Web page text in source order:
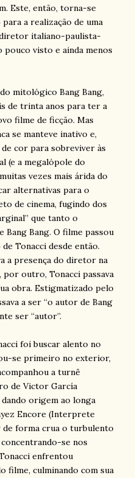
Este, então, torna-se
a realização de uma
italiano-paulista-
visto e ainda menos
mitológico Bang Bang,
de trinta anos para ter a
filme de ficção. Mas
se manteve inativo e,
de cor para sobreviver às
(e a megalópole do
vezes mais árida do
alternativas para o
de cinema, fugindo dos
que tanto o
Bang Bang. O filme passou
Tonacci desde então.
a presença do diretor na
outro, Tonacci passava
obra. Estigmatizado pelo
a ser “o autor de Bang
ser “autor”.
foi buscar alento no
se primeiro no exterior,
a turnê
de Victor García
origem ao longa
Encore (Interprete
de forma crua o turbulento
se nos
enfrentou
filme, culminando com sua